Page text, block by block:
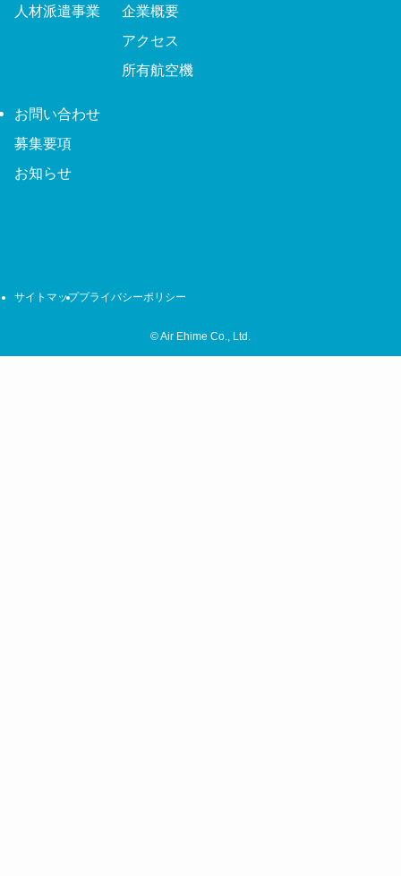
人材派遣事業
企業概要
アクセス
所有航空機
お問い合わせ
募集要項
お知らせ
サイトマッププライバシーポリシー
©Air Ehime Co., Ltd.